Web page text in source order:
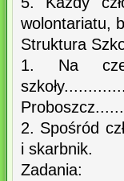
wolontariatu,
Struktura
1. Na
2. Spośród
i skarbnik.
Zadania: